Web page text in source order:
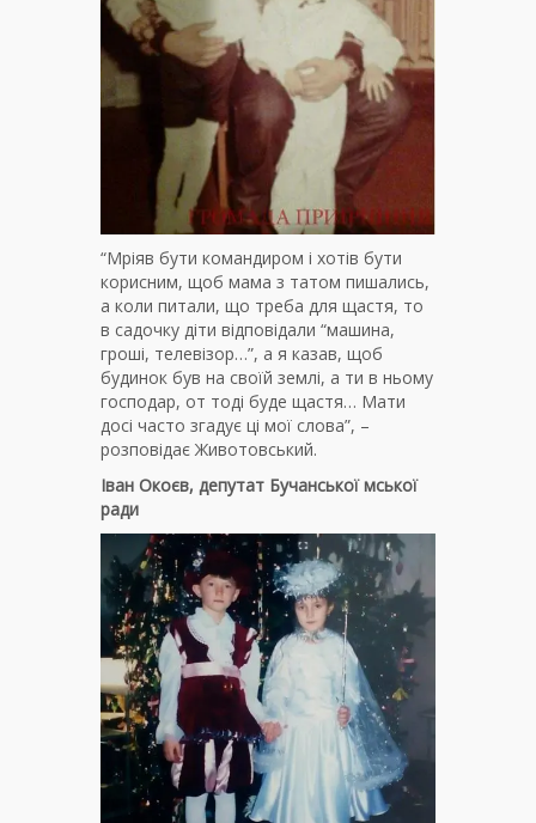
“Мріяв бути командиром і хотів бути
корисним, щоб мама з татом пишались,
а коли питали, що треба для щастя, то
в садочку діти відповідали “машина,
гроші, телевізор…”, а я казав, щоб
будинок був на своїй землі, а ти в ньому
господар, от тоді буде щастя… Мати
досі часто згадує ці мої слова”, –
розповідає Животовський.
Іван Окоєв, депутат Бучанської мської
ради